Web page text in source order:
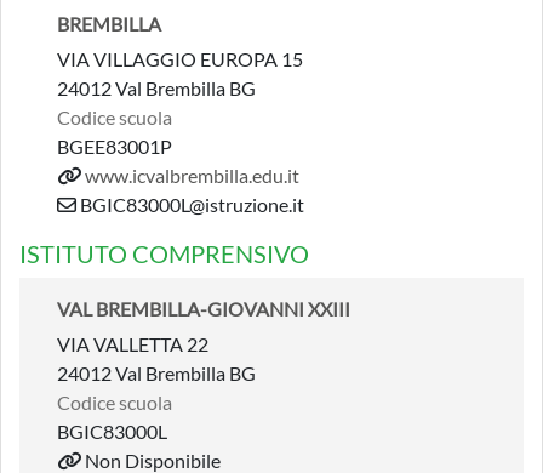
BREMBILLA
VIA VILLAGGIO EUROPA 15
24012 Val Brembilla BG
Codice scuola
BGEE83001P
www.icvalbrembilla.edu.it
BGIC83000L@istruzione.it
ISTITUTO COMPRENSIVO
VAL BREMBILLA-GIOVANNI XXIII
VIA VALLETTA 22
24012 Val Brembilla BG
Codice scuola
BGIC83000L
Non Disponibile